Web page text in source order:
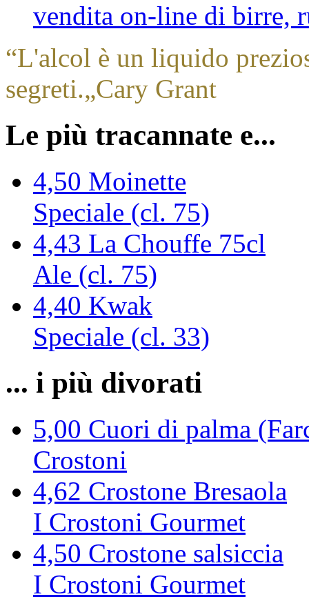
vendita on-line di birre,
“L'alcol è un liquido
segreti.„Cary Grant
Le più tracannate e...
4,50 Moinette
Speciale (cl. 75)
4,43 La Chouffe 75cl
Ale (cl. 75)
4,40 Kwak
Speciale (cl. 33)
... i più divorati
5,00 Cuori di palma
Crostoni
4,62 Crostone Bresaola
I Crostoni Gourmet
4,50 Crostone salsiccia
I Crostoni Gourmet